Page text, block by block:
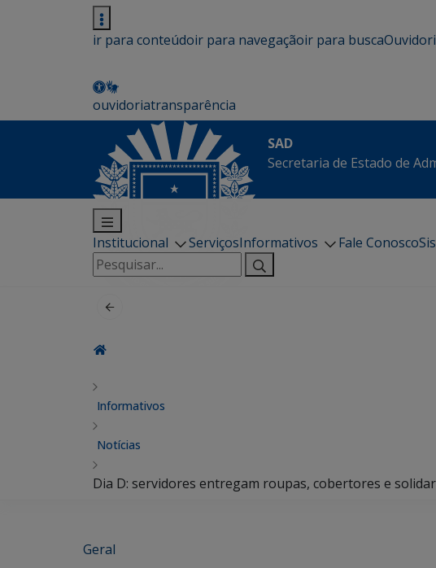
ir para conteúdoir para navegaçãoir para busca
ouvidoriatransparência
SAD
Secretaria de Estado de
Institucional ServiçosInformativos Fale Conosco
Pesquisar
por:
Informativos
Notícias
Dia D: servidores entregam roupas, cobertores e
Geral